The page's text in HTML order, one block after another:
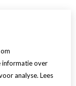
informatie over
analyse. Lees